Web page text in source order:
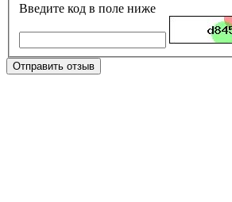
Введите код в поле ниже
Отправить отзыв